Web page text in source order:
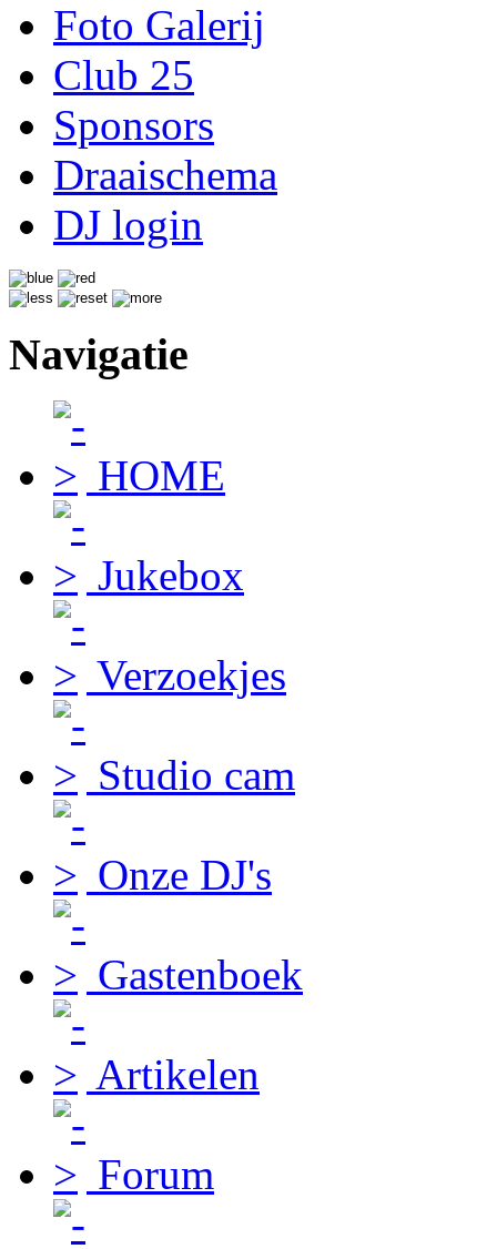
Foto Galerij
Club 25
Sponsors
Draaischema
DJ login
Navigatie
HOME
Jukebox
Verzoekjes
Studio cam
Onze DJ's
Gastenboek
Artikelen
Forum